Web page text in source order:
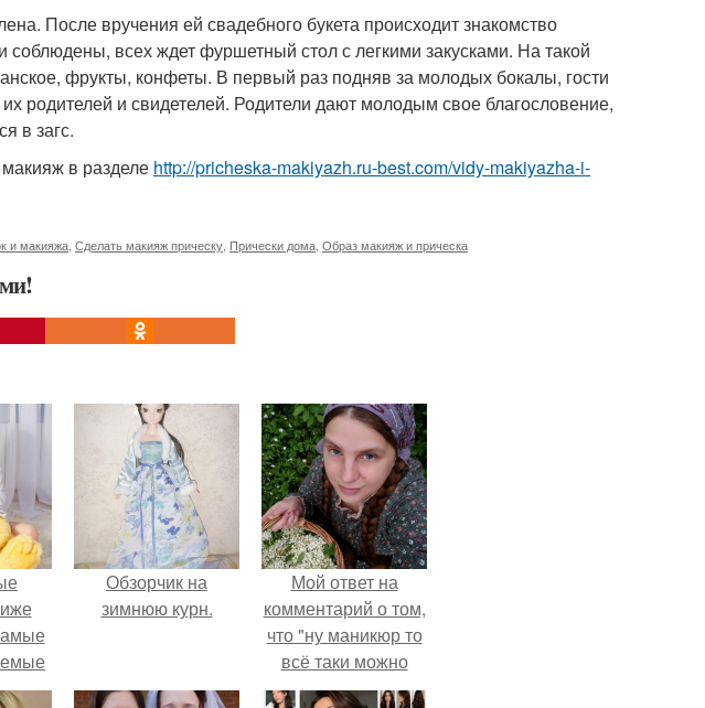
После вручения ей свадебного букета происходит знакомство
соблюдены, всех ждет фуршетный стол с легкими закусками. На такой
фрукты, конфеты. В первый раз подняв за молодых бокалы, гости
родителей и свидетелей. Родители дают молодым свое благословение,
в загс.
в разделе http://pricheska-makiyazh.ru-best.com/vidy-makiyazha-i-
и макияжа Сделать макияж прическу Прически дома Образ макияж и прическа
Обзорчик на
зимнюю курн.
Мой ответ на
комментарий о том,
что "ну маникюр то
всё таки можно
было бы сделать.